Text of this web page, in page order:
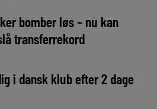
bomber løs – nu kan
transferrekord
i dansk klub efter 2 dage